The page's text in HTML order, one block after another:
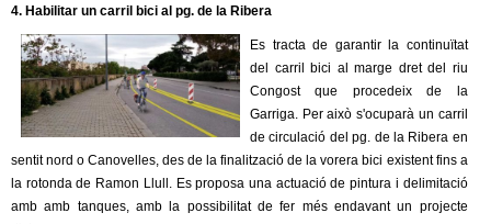
4. Habilitar un carril bici al pg. de la Ribera
Es tracta de garantir la continuïtat
del carril bici al marge dret del riu
Congost que procedeix de la
Garriga. Per això s'ocuparà un carril
de circulació del pg. de la Ribera en
sentit nord o Canovelles, des de la finalització de la vorera bici existent fins a
la rotonda de Ramon Llull. Es proposa una actuació de pintura i delimitació
amb amb tanques, amb la possibilitat de fer més endavant un projecte